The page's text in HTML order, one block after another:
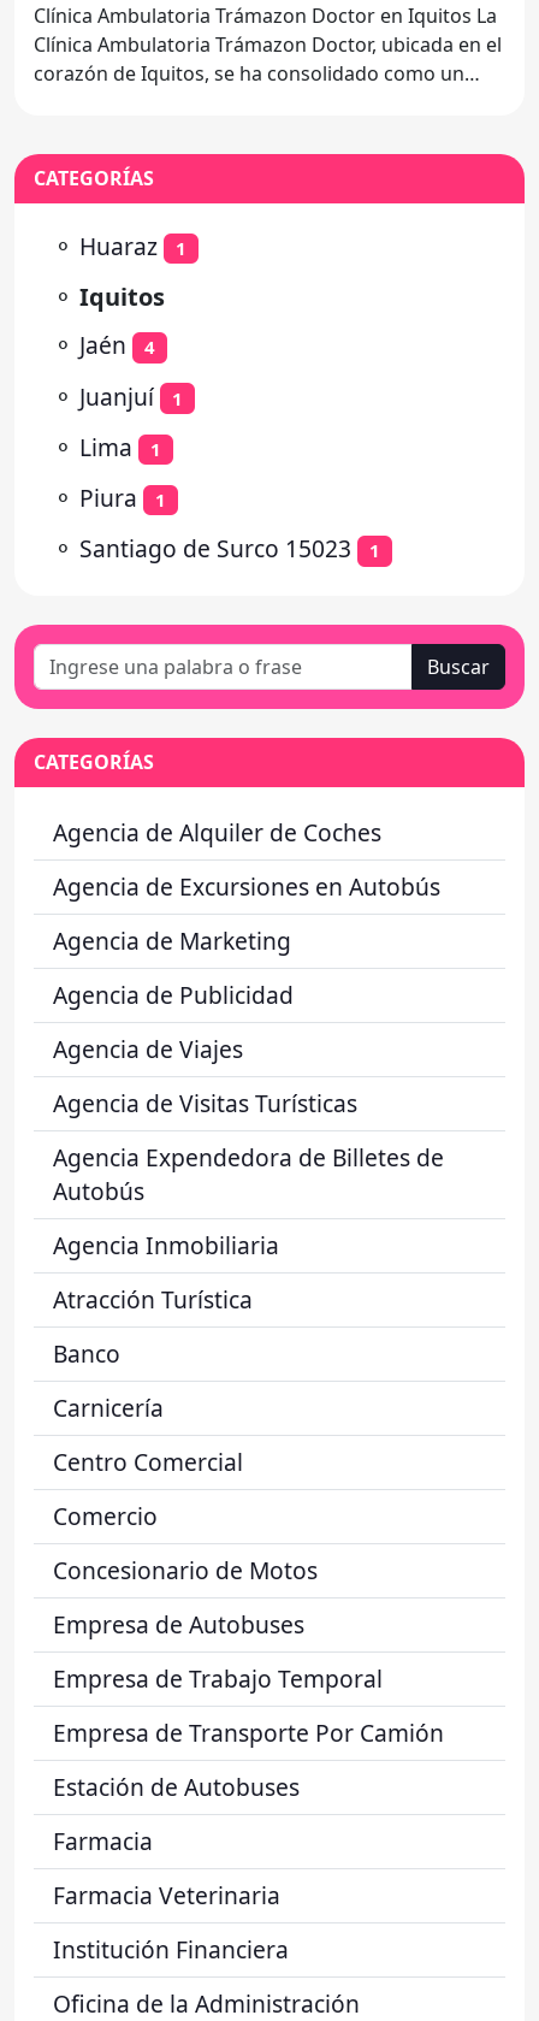
Clínica Ambulatoria Trámazon Doctor en Iquitos La
Clínica Ambulatoria Trámazon Doctor, ubicada en el
corazón de Iquitos, se ha consolidado como un
CATEGORÍAS
⚬ Huaraz 1
⚬ Iquitos
⚬ Jaén 4
⚬ Juanjuí 1
⚬ Lima 1
⚬ Piura 1
⚬ Santiago de Surco 15023 1
Buscar
CATEGORÍAS
Agencia de Alquiler de Coches
Agencia de Excursiones en Autobús
Agencia de Marketing
Agencia de Publicidad
Agencia de Viajes
Agencia de Visitas Turísticas
Agencia Expendedora de Billetes de
Autobús
Agencia Inmobiliaria
Atracción Turística
Banco
Carnicería
Centro Comercial
Comercio
Concesionario de Motos
Empresa de Autobuses
Empresa de Trabajo Temporal
Empresa de Transporte Por Camión
Estación de Autobuses
Farmacia
Farmacia Veterinaria
Institución Financiera
Oficina de la Administración